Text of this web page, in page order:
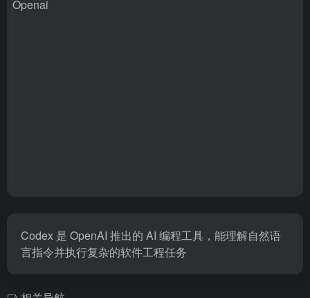
Codex 是 OpenAI 推出的 AI 编程工具，能理解自然语
言指令并执行复杂的软件工程任务